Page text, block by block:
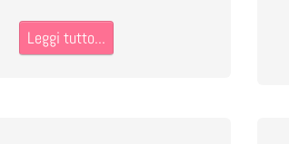
Leggi tutto...